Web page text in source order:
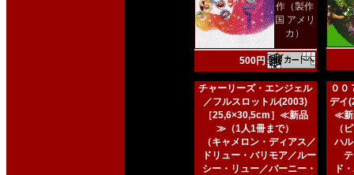
作（製作
国 アメリ
カ）
500円
チャーリーズ・エンジェル
／フルスロットル(2003)
［25,6×30,5cm］≪新品
≫（1人1冊まで）
（キャメロン・ディアス／
ドリュー・バリモア／ルー
シー・リュー／バーニー・
００
デイ
≪新
（
ハ
ド